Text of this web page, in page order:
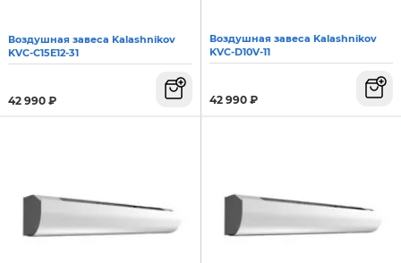
Воздушная завеса Kalashnikov
KVС-C15E12-31
42 990 ₽
Воздушная завеса Kalashnikov
KVC-D10V-11
42 990 ₽